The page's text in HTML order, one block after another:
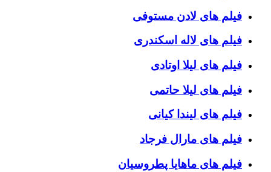
فیلم های لادن مستوفی
فیلم های لاله اسکندری
فیلم های لیلا اوتادی
فیلم های لیلا حاتمی
فیلم های لیندا کیانی
فیلم های مارال فرجاد
فیلم های ماهایا پطروسیان